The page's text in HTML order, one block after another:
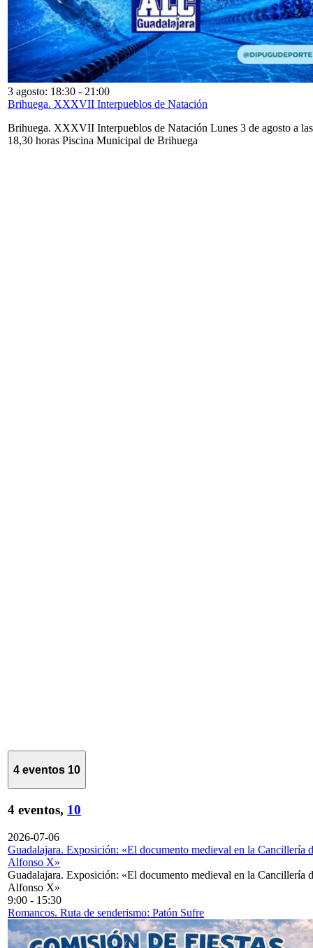
3 agosto: 18:30 - 21:00
Brihuega. XXXVII Interpueblos de Natación
Brihuega. XXXVII Interpueblos de Natación Lunes 3 de agosto a las
18,30 horas Piscina Municipal de Brihuega
4 eventos 10
4 eventos, 10
2026-07-06
Guadalajara. Exposición: «El documento medieval en la Cancillería
Alfonso X»
Guadalajara. Exposición: «El documento medieval en la Cancillería
Alfonso X»
9:00 - 15:30
Romancos. Ruta de senderismo: Patón Sufre